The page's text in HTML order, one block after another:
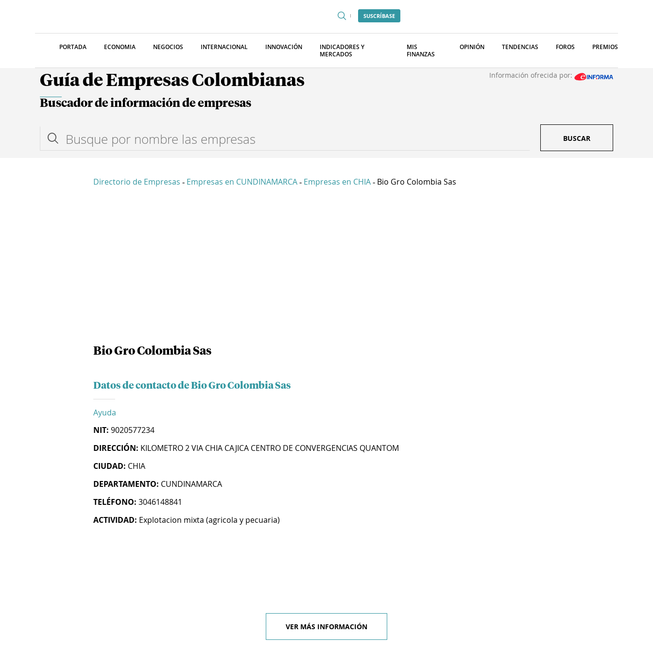
SUSCRÍBASE
PORTADA ECONOMIA NEGOCIOS INTERNACIONAL INNOVACIÓN
INDICADORES Y
MERCADOS
MIS
FINANZAS
OPINIÓN TENDENCIAS FOROS PREMIOS
Guía de Empresas Colombianas Información ofrecida por:
Buscador de información de empresas
BUSCAR
Directorio de Empresas - Empresas en CUNDINAMARCA - Empresas en CHIA - Bio Gro Colombia Sas
Bio Gro Colombia Sas
Datos de contacto de Bio Gro Colombia Sas
Ayuda
NIT: 9020577234
DIRECCIÓN: KILOMETRO 2 VIA CHIA CAJICA CENTRO DE CONVERGENCIAS QUANTOM
CIUDAD: CHIA
DEPARTAMENTO: CUNDINAMARCA
TELÉFONO: 3046148841
ACTIVIDAD: Explotacion mixta (agricola y pecuaria)
VER MÁS INFORMACIÓN